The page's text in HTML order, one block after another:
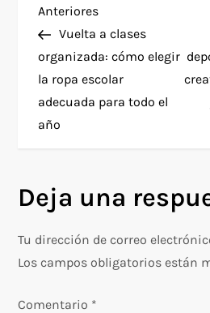
N
a
v
e
a
c
Entrada
anterior
Anteriores
Vuelta a clases
organizada: cómo elegir
la ropa escolar
adecuada para todo el
año
Deja una
Tu dirección de correo
Los campos obligatorios están
Comentario *